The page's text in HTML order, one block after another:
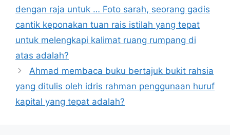
dengan raja untuk … Foto sarah, seorang gadis
cantik keponakan tuan rais istilah yang tepat
untuk melengkapi kalimat ruang rumpang di
atas adalah?
Ahmad membaca buku bertajuk bukit rahsia
yang ditulis oleh idris rahman penggunaan huruf
kapital yang tepat adalah?